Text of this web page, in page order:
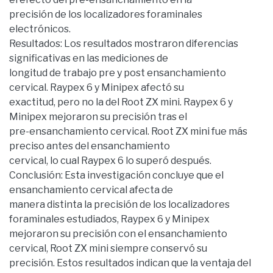
precisión de los localizadores foraminales
electrónicos.
Resultados: Los resultados mostraron diferencias
significativas en las mediciones de
longitud de trabajo pre y post ensanchamiento
cervical. Raypex 6 y Minipex afectó su
exactitud, pero no la del Root ZX mini. Raypex 6 y
Minipex mejoraron su precisión tras el
pre-ensanchamiento cervical. Root ZX mini fue más
preciso antes del ensanchamiento
cervical, lo cual Raypex 6 lo superó después.
Conclusión: Esta investigación concluye que el
ensanchamiento cervical afecta de
manera distinta la precisión de los localizadores
foraminales estudiados, Raypex 6 y Minipex
mejoraron su precisión con el ensanchamiento
cervical, Root ZX mini siempre conservó su
precisión. Estos resultados indican que la ventaja del